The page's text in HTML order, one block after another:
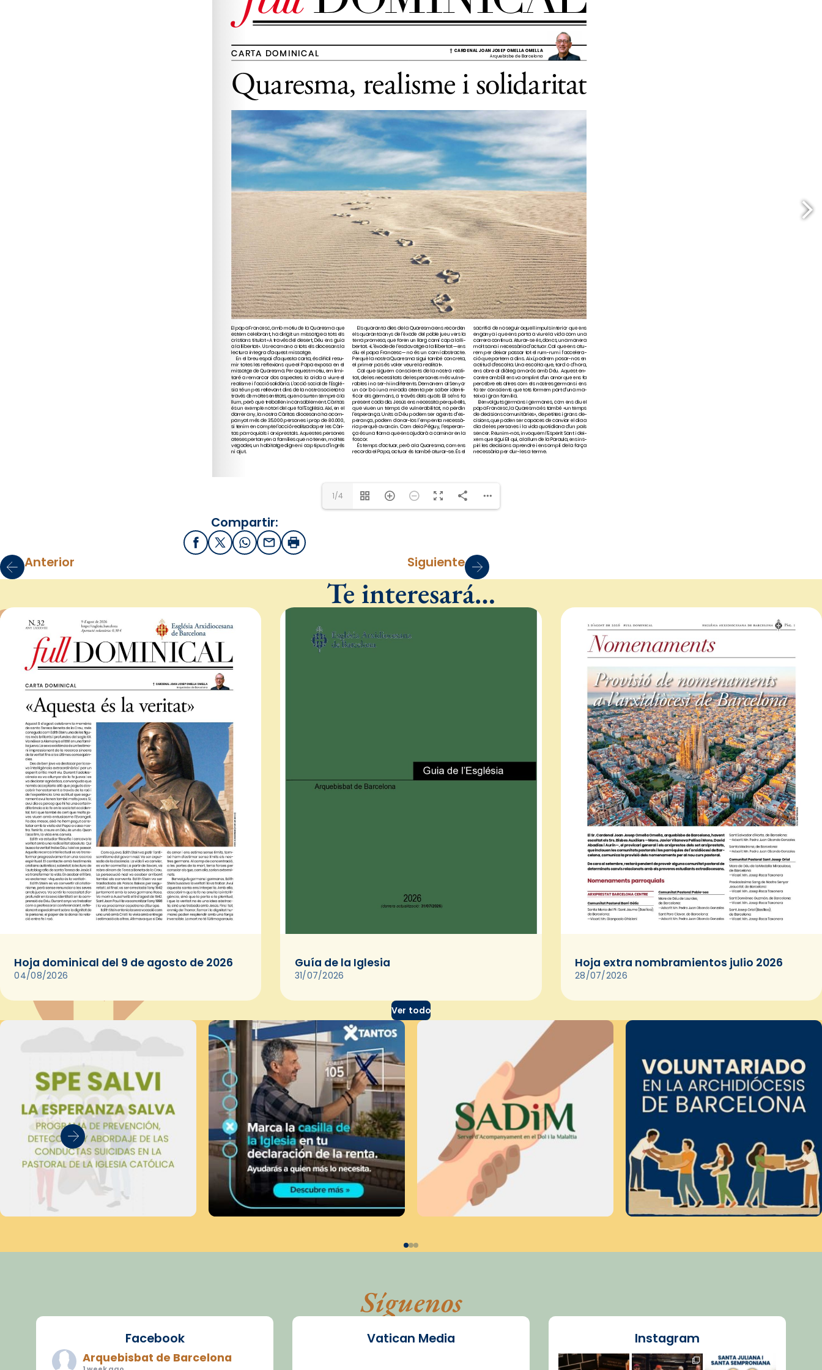
1/4
Compartir:
FacebookX / Twitter
WhatsApp
EmailImprimir
Anterior Siguiente
Te interesará…
Hoja dominical del 9 de agosto de 2026
04/08/2026
Guía de la Iglesia
31/07/2026
Hoja extra nombramientos julio 2026
28/07/2026
Ver todo
Síguenos
Facebook
Arquebisbat de Barcelona
Vatican Media Instagram